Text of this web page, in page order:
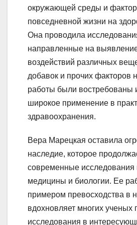
окружающей среды и
повседневной жизни на
Она проводила
направленные на
воздействий различных
добавок и прочих факторов
работы были востребованы
широкое применение в
здравоохранения.
Вера Марецкая оставила
наследие, которое
современные исследования
медицины и биологии. Ее
примером превосходства в
вдохновляет многих ученых
исследования в